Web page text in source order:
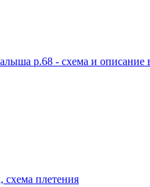
р.68 - схема и описание
плетения